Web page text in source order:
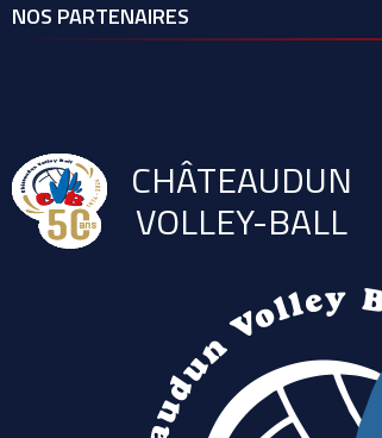
NOS PARTENAIRES
CHÂTEAUDUN
VOLLEY-BALL